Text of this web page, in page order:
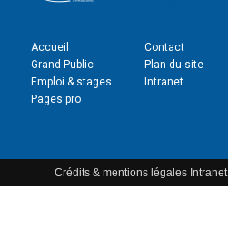
Accueil
Grand Public
Emploi & stages
Pages pro
Contact
Plan du site
Intranet
Crédits & mentions légales Intranet